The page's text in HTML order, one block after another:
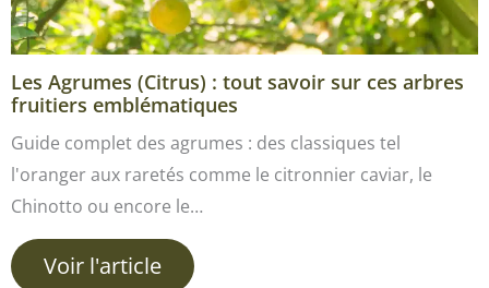
Les Agrumes (Citrus) : tout savoir sur ces arbres
fruitiers emblématiques
Guide complet des agrumes : des classiques tel
l'oranger aux raretés comme le citronnier caviar, le
Chinotto ou encore le…
Voir l'article